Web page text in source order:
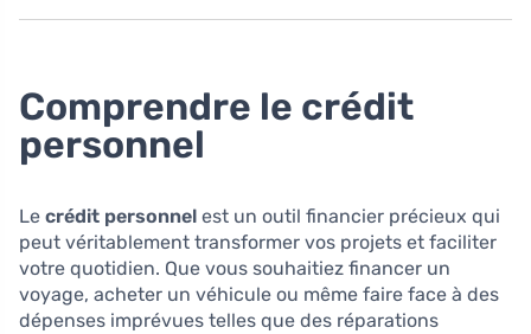
Comprendre le crédit
personnel
Le crédit personnel est un outil financier précieux qui
peut véritablement transformer vos projets et faciliter
votre quotidien. Que vous souhaitiez financer un
voyage, acheter un véhicule ou même faire face à des
dépenses imprévues telles que des réparations